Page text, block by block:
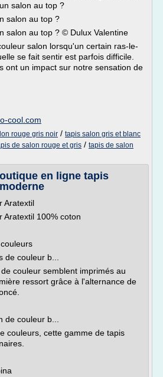
salon au top ?
salon au top ?
salon au top ? © Dulux Valentine
salon lorsqu'un certain ras-le-
se fait sentir est parfois difficile.
ont un impact sur notre sensation de
cool.com
rouge gris noir / tapis salon gris et blanc
de salon rouge et gris / tapis de salon
en ligne tapis
Aratextil
Aratextil 100% coton
de couleur b...
couleur semblent imprimés au
ressort grâce à l'alternance de
de couleur b...
couleurs, cette gamme de tapis